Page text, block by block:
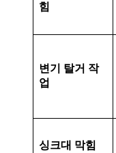
힘
변기 탈거 작
업
싱크대 막힘